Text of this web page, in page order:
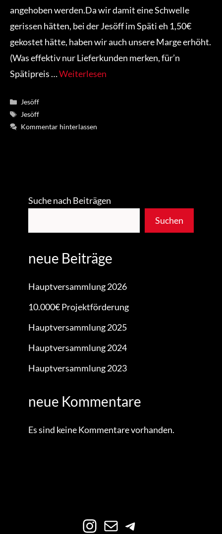
angehoben werden.Da wir damit eine Schwelle
gerissen hätten, bei der Jesöff im Späti eh 1,50€
gekostet hätte, haben wir auch unsere Marge erhöht.
(Was effektiv nur Lieferkunden merken, für’n
Spätipreis …Weiterlesen
Kategorien
Jesöff
Schlagwörter
Jesöff
Kommentar hinterlassen
Suche nach Beiträgen
Suchen
neue Beiträge
Hauptversammlung 2026
10.000€ Projektförderung
Hauptversammlung 2025
Hauptversammlung 2024
Hauptversammlung 2023
neue Kommentare
Es sind keine Kommentare vorhanden.
Instagram E-Mail Telegram